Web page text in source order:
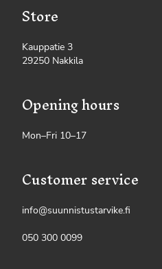
Store
Kauppatie 3
29250 Nakkila
Opening hours
Mon–Fri 10–17
Customer service
info@suunnistustarvike.fi
050 300 0099